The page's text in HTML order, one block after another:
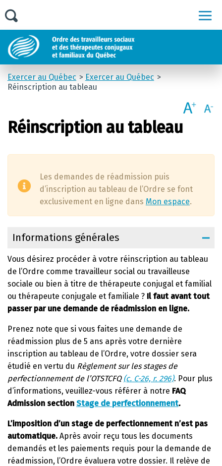
Exercer au Québec
Exercer au Québec
Réinscription au tableau
Réinscription au tableau
Les demandes de réadmission puis
d’inscription au tableau de l’Ordre se font
exclusivement en ligne dans Mon espace.
Informations générales
Vous désirez procéder à votre réinscription au tableau
de l’Ordre comme travailleur social ou travailleuse
sociale ou bien à titre de thérapeute conjugal et familial
ou thérapeute conjugale et familiale ? Il faut avant tout
passer par une demande de réadmission en ligne.
Prenez note que si vous faites une demande de
réadmission plus de 5 ans après votre dernière
inscription au tableau de l’Ordre, votre dossier sera
étudié en vertu du Règlement sur les stages de
perfectionnement de l’OTSTCFQ (c. C-26, r. 296). Pour plus
d’informations, veuillez-vous référer à notre FAQ
Admission section Stage de perfectionnement.
L’imposition d’un stage de perfectionnement n’est pas
automatique. Après avoir reçu tous les documents
demandés et les paiements requis pour la demande de
réadmission, l’Ordre évaluera votre dossier. Il relève de